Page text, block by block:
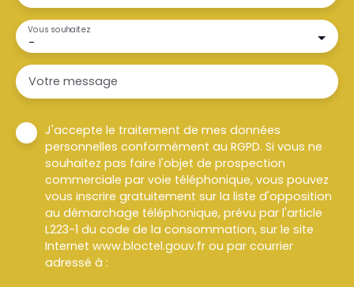
-
Vous souhaitez
Votre message
J'accepte le traitement de mes données
personnelles conformément au RGPD. Si vous ne
souhaitez pas faire l'objet de prospection
commerciale par voie téléphonique, vous pouvez
vous inscrire gratuitement sur la liste d'opposition
au démarchage téléphonique, prévu par l'article
L223-1 du code de la consommation, sur le site
Internet www.bloctel.gouv.fr ou par courrier
adressé à :